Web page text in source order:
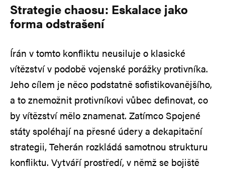
Strategie chaosu: Eskalace jako
forma odstrašení
Írán v tomto konfliktu neusiluje o klasické
vítězství v podobě vojenské porážky protivníka.
Jeho cílem je něco podstatně sofistikovanějšího,
a to znemožnit protivníkovi vůbec definovat, co
by vítězství mělo znamenat. Zatímco Spojené
státy spoléhají na přesné údery a dekapitační
strategii, Teherán rozkládá samotnou strukturu
konfliktu. Vytváří prostředí, v němž se bojiště